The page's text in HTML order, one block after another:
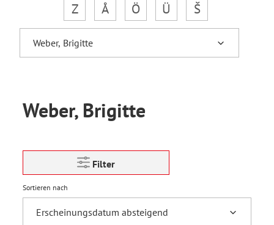
Z
Å Ö Ü Š
Weber, Brigitte
Filter
Sortieren nach